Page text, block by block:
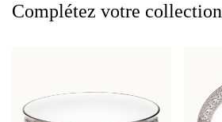
Complétez votre collection